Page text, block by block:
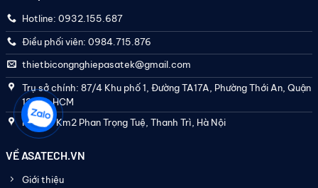
Vậy bơm dầu bánh răng ăn khớp ngoài
là gì?
Khách hàng của Asatech.vn thường hỏibơm dầu bánh răng ăn
khớp ngoàilà gì. Nói cho đơn giản, đó chỉ là cách gọi khác của
máy bơm bánh răng khớp ngoài khi được ứng dụng để bơm dầu
nhớt, bơm dầu nhiên liệu (VD: bơm dầu DO) hoặc bơm dầu bôi trơn.
Máy bơm dầu bánh răng ăn khớp ngoài
chuộng vì giá thành rất rẻ, dễ sửa chữa và lắp đặt.
Hotline: 0932.155.687
Điều phối viên: 0984.715.876
thietbicongnghiepasatek@gmail.com
Trụ sở chính: 87/4 Khu phố 1, Đường TA17A, Phường Thới An, Quận
12, TP. HCM
Hà Nội: Km2 Phan Trọng Tuệ, Thanh Trì, Hà Nội
VỀ ASATECH.VN
Giới thiệu